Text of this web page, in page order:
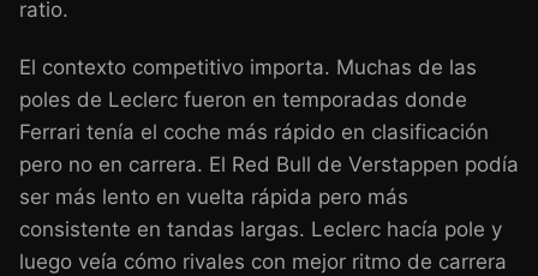
ratio.
El contexto competitivo importa. Muchas de las
poles de Leclerc fueron en temporadas donde
Ferrari tenía el coche más rápido en clasificación
pero no en carrera. El Red Bull de Verstappen podía
ser más lento en vuelta rápida pero más
consistente en tandas largas. Leclerc hacía pole y
luego veía cómo rivales con mejor ritmo de carrera